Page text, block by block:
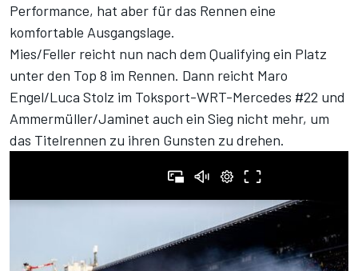
Performance, hat aber für das Rennen eine
komfortable Ausgangslage.
Mies/Feller reicht nun nach dem Qualifying ein Platz
unter den Top 8 im Rennen. Dann reicht Maro
Engel/Luca Stolz im Toksport-WRT-Mercedes #22 und
Ammermüller/Jaminet auch ein Sieg nicht mehr, um
das Titelrennen zu ihren Gunsten zu drehen.